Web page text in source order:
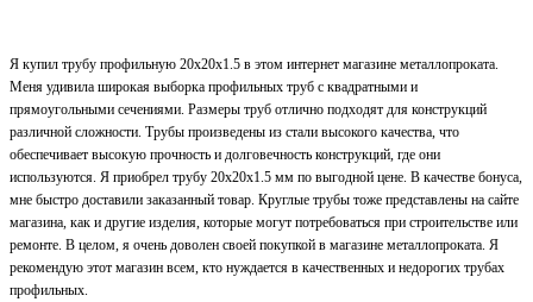
Я купил трубу профильную 20х20х1.5 в этом интернет магазине металлопроката.
Меня удивила широкая выборка профильных труб с квадратными и
прямоугольными сечениями. Размеры труб отлично подходят для конструкций
различной сложности. Трубы произведены из стали высокого качества, что
обеспечивает высокую прочность и долговечность конструкций, где они
используются. Я приобрел трубу 20х20х1.5 мм по выгодной цене. В качестве бонуса,
мне быстро доставили заказанный товар. Круглые трубы тоже представлены на сайте
магазина, как и другие изделия, которые могут потребоваться при строительстве или
ремонте. В целом, я очень доволен своей покупкой в магазине металлопроката. Я
рекомендую этот магазин всем, кто нуждается в качественных и недорогих трубах
профильных.